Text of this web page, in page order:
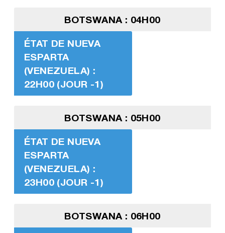
BOTSWANA : 04H00
ÉTAT DE NUEVA
ESPARTA
(VENEZUELA) :
22H00 (JOUR -1)
BOTSWANA : 05H00
ÉTAT DE NUEVA
ESPARTA
(VENEZUELA) :
23H00 (JOUR -1)
BOTSWANA : 06H00